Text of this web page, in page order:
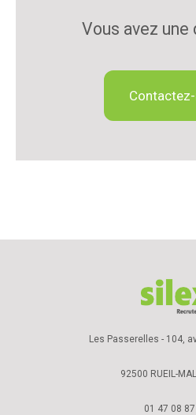
Vous avez une
Les Passerelles - 104,
92500 RUEIL-
01 47 08